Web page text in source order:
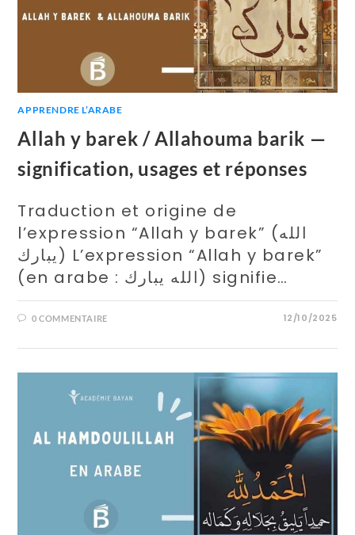
APPRENDRE L’ARABE
Allah y barek / Allahouma barik —
signification, usages et réponses
Traduction et origine de
l’expression “Allah y barek” (الله
يبارك) L’expression “Allah y barek”
(en arabe : الله يبارك) signifie…
0 COMMENTAIRE 12/10/2025